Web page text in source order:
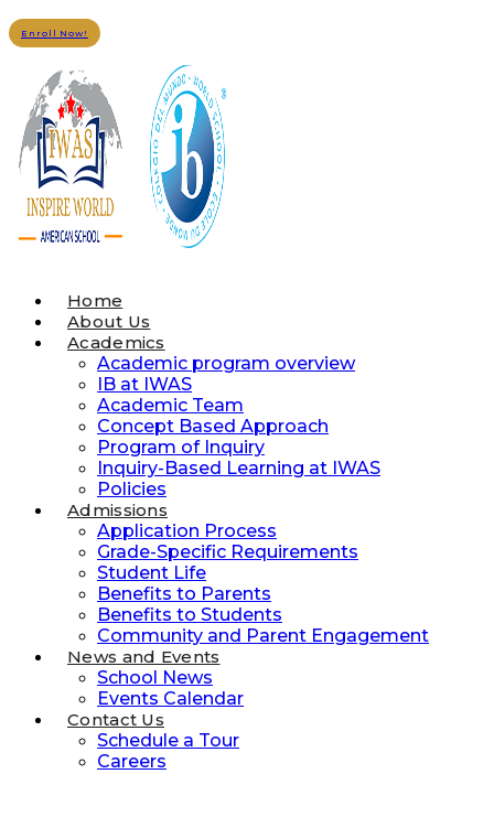
Enroll Now!
Home
About Us
Academics
Academic program overview
IB at IWAS
Academic Team
Concept Based Approach
Program of Inquiry
Inquiry-Based Learning at IWAS
Policies
Admissions
Application Process
Grade-Specific Requirements
Student Life
Benefits to Parents
Benefits to Students
Community and Parent Engagement
News and Events
School News
Events Calendar
Contact Us
Schedule a Tour
Careers